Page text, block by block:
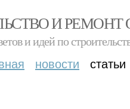
И РЕМОНТ
и идей по
новости статьи